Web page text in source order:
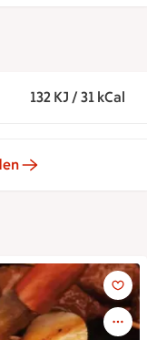
132 KJ / 31 kCal
på spett